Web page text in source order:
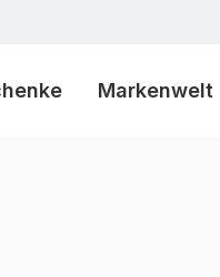
Markenwelt